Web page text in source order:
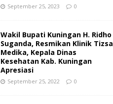
September 25, 2023 0
Wakil Bupati Kuningan H. Ridho
Suganda, Resmikan Klinik Tizsa
Medika, Kepala Dinas
Kesehatan Kab. Kuningan
Apresiasi
September 25, 2022 0